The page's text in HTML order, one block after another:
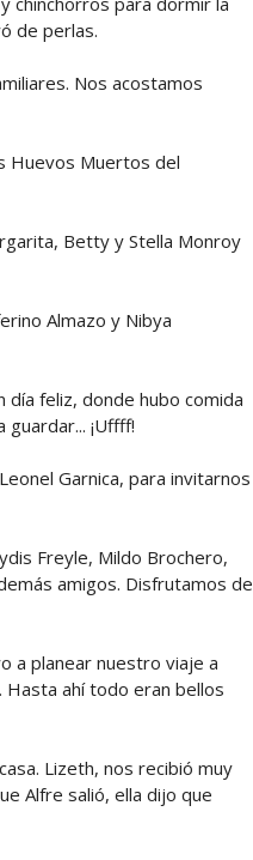
de perlas.
Nos acostamos
Huevos Muertos del
Betty y Stella Monroy
Almazo y Nibya
día feliz, donde hubo comida
¡Uffff!
Garnica, para invitarnos
Freyle, Mildo Brochero,
amigos. Disfrutamos de
a planear nuestro viaje a
Hasta ahí todo eran bellos
Lizeth, nos recibió muy
Alfre salió, ella dijo que